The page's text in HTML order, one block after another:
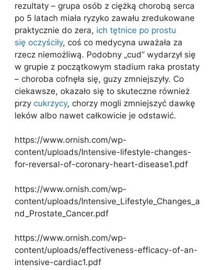
rezultaty – grupa osób z ciężką chorobą serca
po 5 latach miała ryzyko zawału zredukowane
praktycznie do zera, ich tętnice po prostu
się oczyściły, coś co medycyna uważała za
rzecz niemożliwą. Podobny „cud” wydarzył się
w grupie z początkowym stadium raka prostaty
– choroba cofnęła się, guzy zmniejszyły. Co
ciekawsze, okazało się to skuteczne również
przy cukrzycy, chorzy mogli zmniejszyć dawkę
leków albo nawet całkowicie je odstawić.
https://www.ornish.com/wp-
content/uploads/Intensive-lifestyle-changes-
for-reversal-of-coronary-heart-disease1.pdf
https://www.ornish.com/wp-
content/uploads/Intensive_Lifestyle_Changes_a
nd_Prostate_Cancer.pdf
https://www.ornish.com/wp-
content/uploads/effectiveness-efficacy-of-an-
intensive-cardiac1.pdf